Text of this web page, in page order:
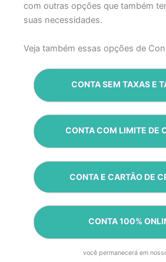
com outras opções que também
suas necessidades.
Veja também essas opções de
CONTA SEM TAXAS E
CONTA COM LIMITE DE
CONTA E CARTÃO DE
CONTA 100%
você permanecerá em